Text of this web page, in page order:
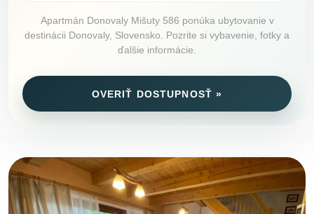
Apartmán Donovaly Mišuty 586 ponúka ubytovanie v
destinácii Donovaly, Slovensko. Pozrite si vybavenie, fotky a
ďalšie informácie.
OVERIŤ DOSTUPNOSŤ »